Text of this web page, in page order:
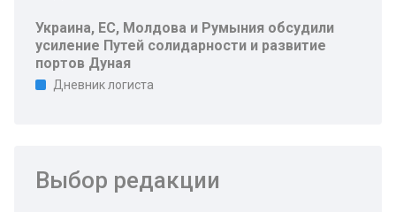
Украина, ЕС, Молдова и Румыния обсудили
усиление Путей солидарности и развитие
портов Дуная
Дневник логиста
Выбор редакции